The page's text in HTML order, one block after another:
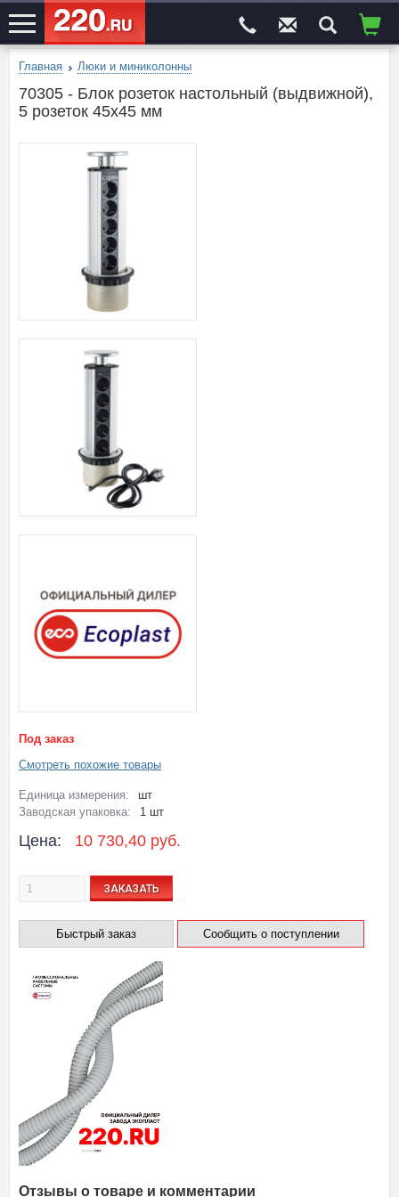
ЭЛЕКТРОСАЙТ№1
Главная Люки и миниколонны
70305 - Блок розеток настольный (выдвижной),
5 розеток 45х45 мм
Под заказ
Смотреть похожие товары
Единица измерения:
шт
Заводская упаковка:
1 шт
Цена: 10 730,40 руб.
ЗАКАЗАТЬ
Быстрый заказ Сообщить о поступлении
Отзывы о товаре и комментарии